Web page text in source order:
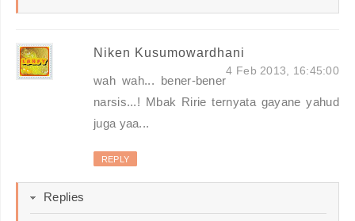
Niken Kusumowardhani
4 Feb 2013, 16:45:00
wah wah... bener-bener
narsis...! Mbak Ririe ternyata gayane yahud
juga yaa...
REPLY
Replies